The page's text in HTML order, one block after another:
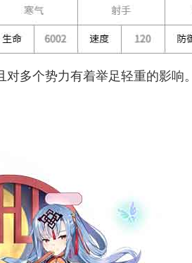
多个势力有着举足轻重的影